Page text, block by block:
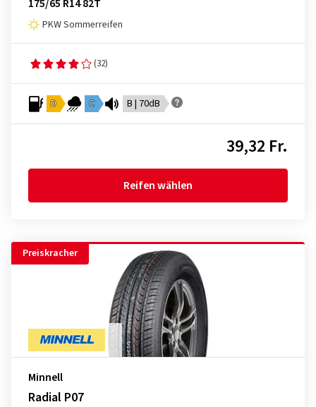
175/65 R14 82T
PKW Sommerreifen
(32)
D C B | 70dB
39,32 Fr.
Reifen wählen
Preiskracher
Minnell
Radial P07